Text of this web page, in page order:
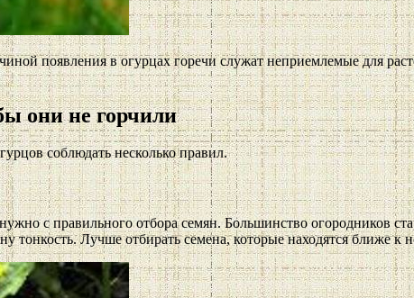
появления в огурцах горечи служат неприемлемые для
они не горчили
соблюдать несколько правил.
с правильного отбора семян. Большинство огородников
тонкость. Лучше отбирать семена, которые находятся ближе